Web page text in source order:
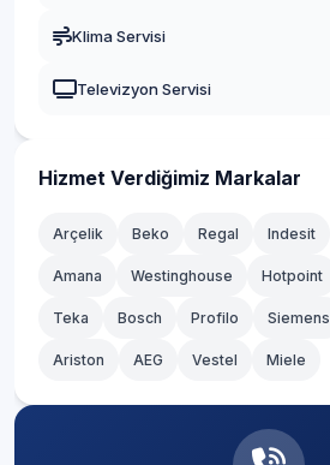
Serik
Klima Servisi
Televizyon Servisi
Hizmet Verdiğimiz Markalar
Arçelik Beko Regal Indesit
Amana Westinghouse Hotpoint
Teka Bosch Profilo Siemens
Ariston AEG Vestel Miele